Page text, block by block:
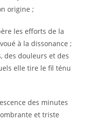
origine ;
les efforts de la
à la dissonance ;
des douleurs et des
elle tire le fil ténu
des minutes
et triste